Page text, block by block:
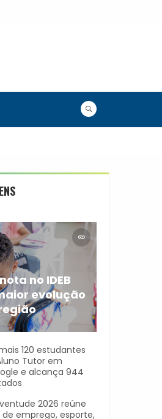
no IDEB
evolução
120 estudantes
Tutor em
e alcança 944
2026 reúne
emprego, esporte,